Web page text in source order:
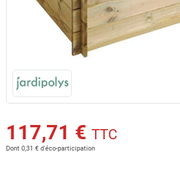
117,71 € TTC
Dont 0,31 € d'éco-participation